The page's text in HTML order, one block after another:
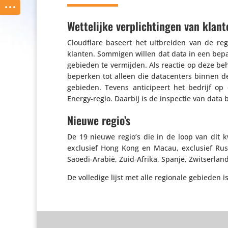
Wettelijke verplichtingen van
Cloud­flare baseert het uitbreiden van de
klanten. Sommigen willen dat data in een
ge­bieden te vermijden. Als reactie op deze
beperken tot alleen die data­cen­ters binnen
ge­bieden. Tevens anti­ci­peert het bedrijf
Energy-regio. Daarbij is de inspectie van
Nieuwe regio’s
De 19 nieuwe regio’s die in de loop van dit
exclusief Hong Kong en Macau, exclusief
Saoedi-Arabië, Zuid-Afrika, Spanje,
De volledige lijst met alle regionale gebieden